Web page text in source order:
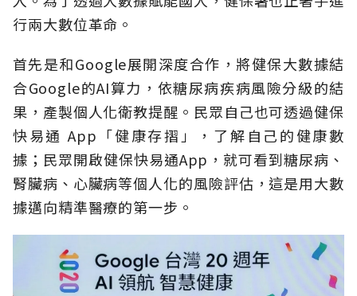
行兩大數位革命。
首先是和Google展開深度合作，將健保大數據結
合Google的AI算力，依糖尿病疾病風險分級的結
果，產製個人化衛教提醒。民眾自己也可透過健保
快易通 App「健康存摺」，了解自己的健康數
據；民眾開啟健保快易通App，就可看到糖尿病、
腎臟病、心臟病等個人化的風險評估，這是用大數
據邁向精準醫療的第一步。